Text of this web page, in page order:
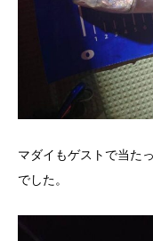
マダイもゲストで当た
でした。